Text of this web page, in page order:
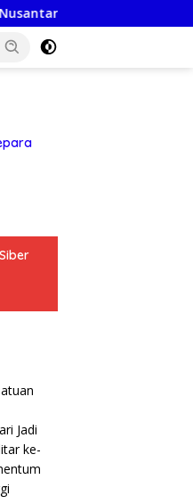
Jadi Kabupaten Blitar ke-